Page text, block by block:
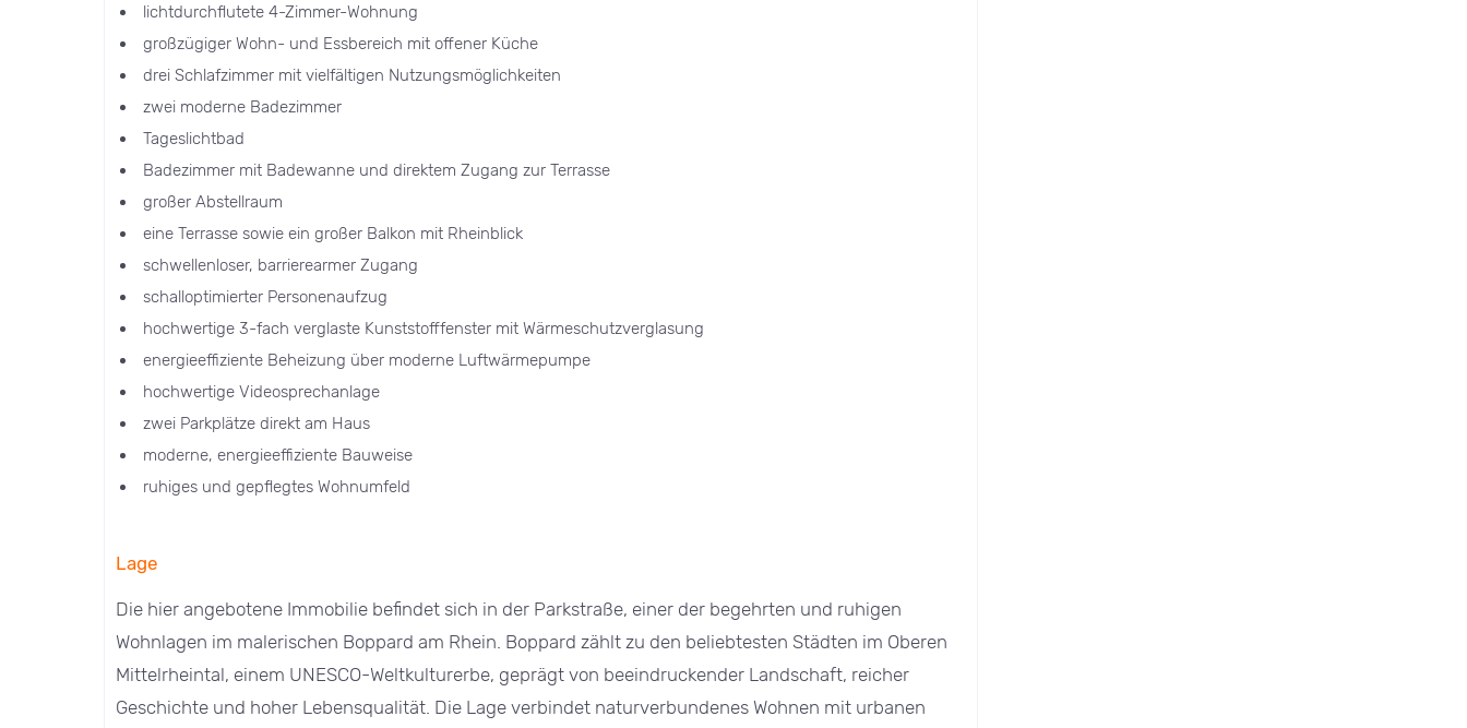
lichtdurchflutete 4-Zimmer-Wohnung
großzügiger Wohn- und Essbereich mit offener Küche
drei Schlafzimmer mit vielfältigen Nutzungsmöglichkeiten
zwei moderne Badezimmer
Tageslichtbad
Badezimmer mit Badewanne und direktem Zugang zur Terrasse
großer Abstellraum
eine Terrasse sowie ein großer Balkon mit Rheinblick
schwellenloser, barrierearmer Zugang
schalloptimierter Personenaufzug
hochwertige 3-fach verglaste Kunststofffenster mit Wärmeschutzverglasung
energieeffiziente Beheizung über moderne Luftwärmepumpe
hochwertige Videosprechanlage
zwei Parkplätze direkt am Haus
moderne, energieeffiziente Bauweise
ruhiges und gepflegtes Wohnumfeld
Lage
Die hier angebotene Immobilie befindet sich in der Parkstraße, einer der begehrten und ruhigen
Wohnlagen im malerischen Boppard am Rhein. Boppard zählt zu den beliebtesten Städten im Oberen
Mittelrheintal, einem UNESCO-Weltkulturerbe, geprägt von beeindruckender Landschaft, reicher
Geschichte und hoher Lebensqualität. Die Lage verbindet naturverbundenes Wohnen mit urbanen